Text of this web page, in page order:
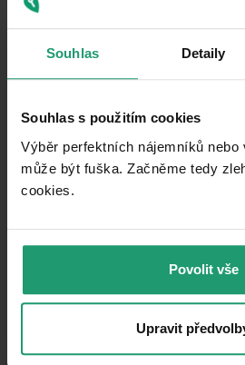
Souhlas Detaily
Souhlas s použitím cookies
Výběr perfektních nájemníků nebo
může být fuška. Začněme tedy
cookies.​
Povolit vše
Upravit
Podobné ponuky
PRENÁJOM CHATA/CHALUPA
2 ložnice
0